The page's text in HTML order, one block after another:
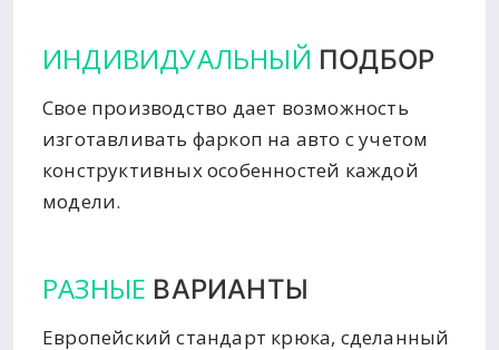
ИНДИВИДУАЛЬНЫЙ ПОДБОР
Свое производство дает возможность
изготавливать фаркоп на авто с учетом
конструктивных особенностей каждой
модели.
РАЗНЫЕ ВАРИАНТЫ
Европейский стандарт крюка, сделанный